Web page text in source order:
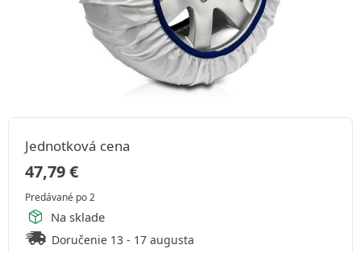
Jednotková cena
47,79€
Predávané po 2
Na sklade
Doručenie 13 - 17 augusta